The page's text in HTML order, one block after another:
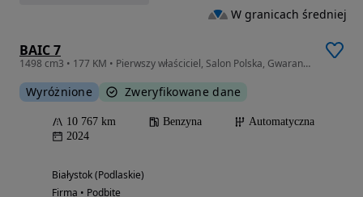
BAIC 7
1498 cm3 • 177 KM • Pierwszy właściciel, Salon Polska, Gwarancja fabryczna
Wyróżnione Zweryfikowane dane
10 767 km Benzyna
Automatyczna
2024
Białystok (Podlaskie)
Firma • Podbite
W granicach średniej